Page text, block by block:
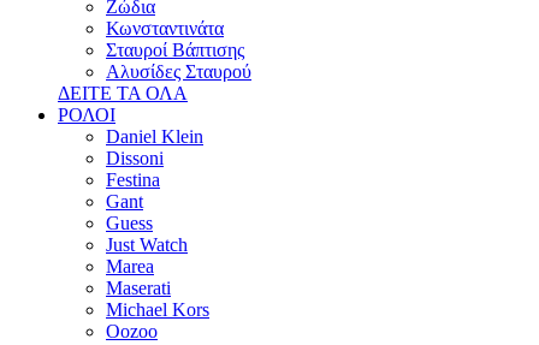
Ζώδια
Κωνσταντινάτα
Σταυροί Βάπτισης
Αλυσίδες Σταυρού
ΔΕΙΤΕ ΤΑ ΟΛΑ
ΡΟΛΟΙ
Daniel Klein
Dissoni
Festina
Gant
Guess
Just Watch
Marea
Maserati
Michael Kors
Oozoo